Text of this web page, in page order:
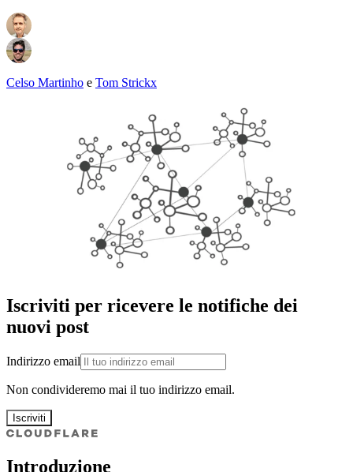
Celso Martinho e Tom Strickx
Iscriviti per ricevere le notifiche dei
nuovi post
Indirizzo email
Non condivideremo mai il tuo indirizzo email.
Iscriviti
Introduzione